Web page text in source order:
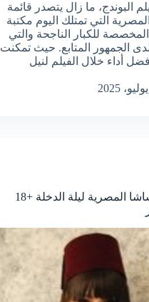
البوندج، ما زال يتصدر قائمة
التي تمتلك اليوم مكتبة
للكبار الناجحة والتي
لدى الجمهور المتابع. حيث تمكنت
أداء خلال الفيلم لنيل
“ساخن” مقطع ساشا المصرية ليلة الدخلة +18